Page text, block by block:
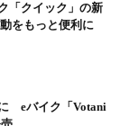
「クイック」の新
をもっと便利に
eバイク「Votani